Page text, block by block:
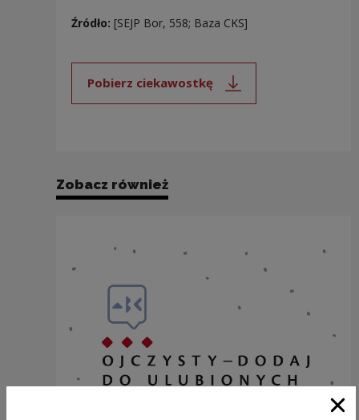
Źródło: [SEJP Bor, 558; Baza CKS]
Pobierz ciekawostkę
Uwaga, link zostanie otwarty
Zobacz również